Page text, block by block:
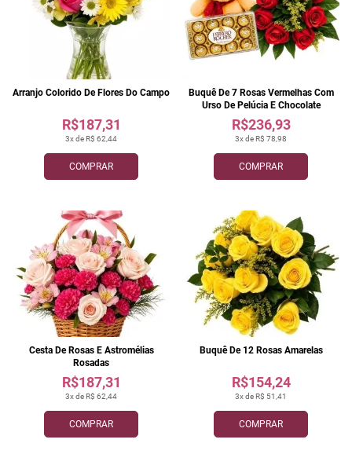
COMPRAR
3x de R$ 62,44
R$187,31
Arranjo Colorido De Flores Do Campo
COMPRAR
3x de R$ 78,98
R$236,93
Buquê De 7 Rosas Vermelhas Com
Urso De Pelúcia E Chocolate
COMPRAR
3x de R$ 62,44
R$187,31
Cesta De Rosas E Astromélias
Rosadas
COMPRAR
3x de R$ 51,41
R$154,24
Buquê De 12 Rosas Amarelas